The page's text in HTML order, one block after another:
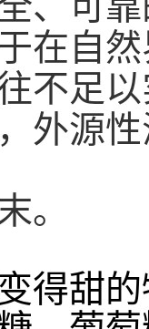
在自
不足
外源
。
得甜